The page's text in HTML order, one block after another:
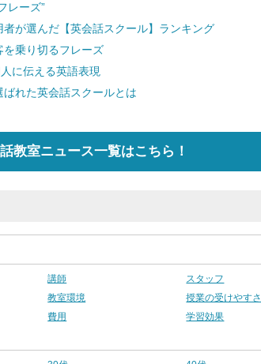
レーズ”
が選んだ【英会話スクール】ランキング
乗り切るフレーズ
に伝える英語表現
れた英会話スクールとは
教室ニュース一覧はこちら！
講師
スタッフ
教室環境
授業の受けやすさ
費用
学習効果